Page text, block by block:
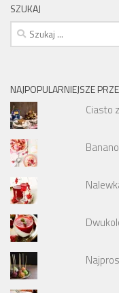
SZUKAJ
Szukaj:
NAJPOPULARNIEJSZE
Ciasto